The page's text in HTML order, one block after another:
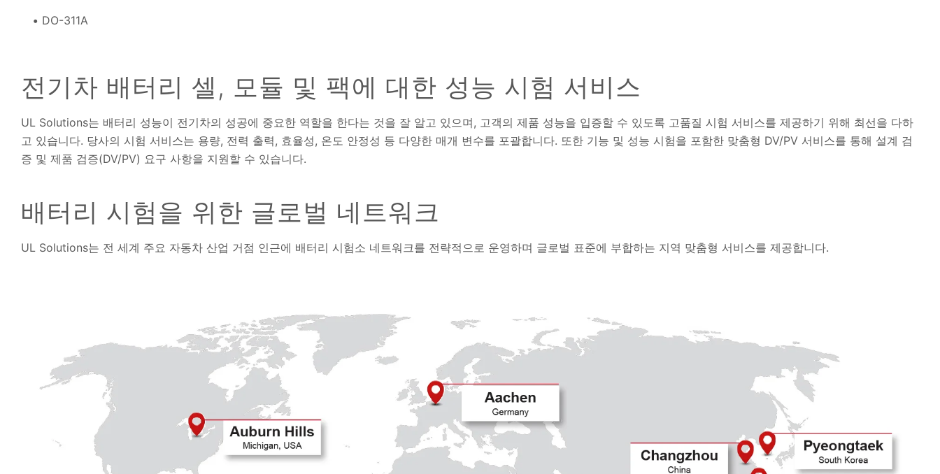
DO-311A
전기차 배터리 셀, 모듈 및 팩에 대한 성능 시험 서비스
UL Solutions는 배터리 성능이 전기차의 성공에 중요한 역할을 한다는 것을 잘 알고 있으며, 고객의 제품 성능을 입증할 수 있도록 고품질 시험 서비스를 제공하기 위해 최선을 다하
고 있습니다. 당사의 시험 서비스는 용량, 전력 출력, 효율성, 온도 안정성 등 다양한 매개 변수를 포괄합니다. 또한 기능 및 성능 시험을 포함한 맞춤형 DV/PV 서비스를 통해 설계 검
증 및 제품 검증(DV/PV) 요구 사항을 지원할 수 있습니다.
배터리 시험을 위한 글로벌 네트워크
UL Solutions는 전 세계 주요 자동차 산업 거점 인근에 배터리 시험소 네트워크를 전략적으로 운영하며 글로벌 표준에 부합하는 지역 맞춤형 서비스를 제공합니다.